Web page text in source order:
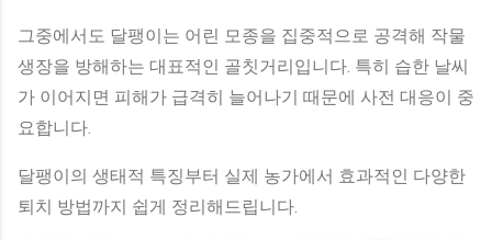
그중에서도 달팽이는 어린 모종을 집중적으로 공격해 작물
생장을 방해하는 대표적인 골칫거리입니다. 특히 습한 날씨
가 이어지면 피해가 급격히 늘어나기 때문에 사전 대응이 중
요합니다.
달팽이의 생태적 특징부터 실제 농가에서 효과적인 다양한
퇴치 방법까지 쉽게 정리해드립니다.